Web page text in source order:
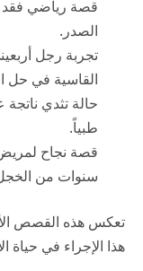
قصة رياضي فقد
الصدر.
تجربة رجل
القاسية في حل
حالة تثدي
طبياً.
قصة نجاح لمريض
سنوات من
تعكس هذه القصص
هذا الإجراء في حياة